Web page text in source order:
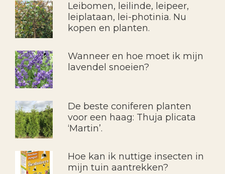
Leibomen, leilinde, leipeer,
leiplataan, lei-photinia. Nu
kopen en planten.
Wanneer en hoe moet ik mijn
lavendel snoeien?
De beste coniferen planten
voor een haag: Thuja plicata
‘Martin’.
Hoe kan ik nuttige insecten in
mijn tuin aantrekken?